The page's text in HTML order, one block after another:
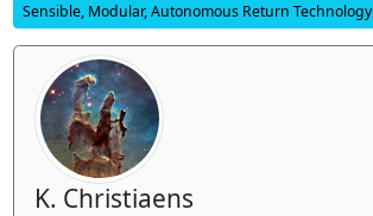
Sensible, Modular, Autonomous Return Technology
K. Christiaens